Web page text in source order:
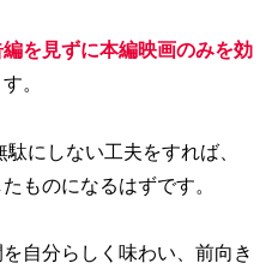
を見ずに本編映画のみを効
。
にしない工夫をすれば、
ものになるはずです。
自分らしく味わい、前向き